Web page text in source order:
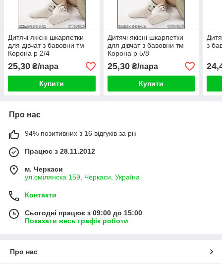
Дитячі якісні шкарпетки
для дівчат з бавовни тм
Корона р 2/4
25,30 ₴/пара
Купити
Дитячі якісні шкарпетки
для дівчат з бавовни тм
Корона р 5/8
25,30₴/пара
Купити
з
Про нас
94% позитивних з 16 відгуків за рік
Працює з 28.11.2012
м. Черкаси
ул.смілянска 159, Черкаси, Україна
Контакти
Сьогодні працює з 09:00 до 15:00
Показати весь графік роботи
Про нас